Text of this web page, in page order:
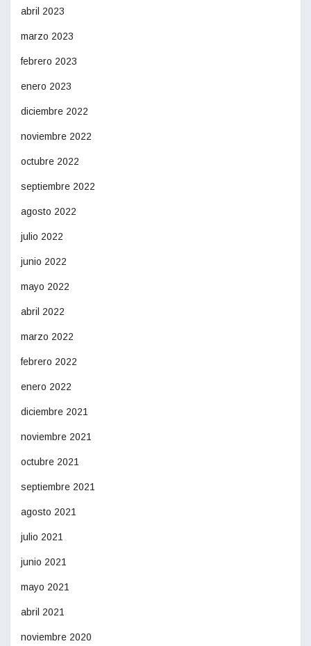
abril 2023
marzo 2023
febrero 2023
enero 2023
diciembre 2022
noviembre 2022
octubre 2022
septiembre 2022
agosto 2022
julio 2022
junio 2022
mayo 2022
abril 2022
marzo 2022
febrero 2022
enero 2022
diciembre 2021
noviembre 2021
octubre 2021
septiembre 2021
agosto 2021
julio 2021
junio 2021
mayo 2021
abril 2021
noviembre 2020